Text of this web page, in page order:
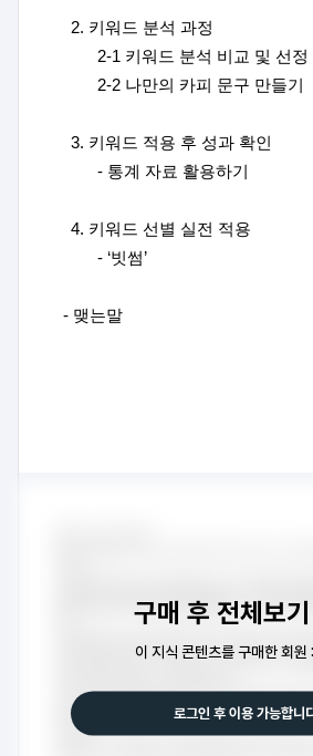
2. 키워드 분석 과정
2-1 키워드 분석 비교 및 선정
2-2 나만의 카피 문구 만들기
3. 키워드 적용 후 성과 확인
- 통계 자료 활용하기
4. 키워드 선별 실전 적용
- ‘빗썸’
- 맺는말
구매 후 전체보
이 지식 콘텐츠를 구매한 회
로그인 후 이용 가능합니